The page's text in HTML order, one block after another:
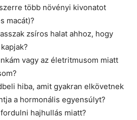
több növényi kivonatot
macát)?
zsíros halat ahhoz, hogy
vagy az életritmusom miatt
hiba, amit gyakran elkövetnek
a hormonális egyensúlyt?
hajhullás miatt?